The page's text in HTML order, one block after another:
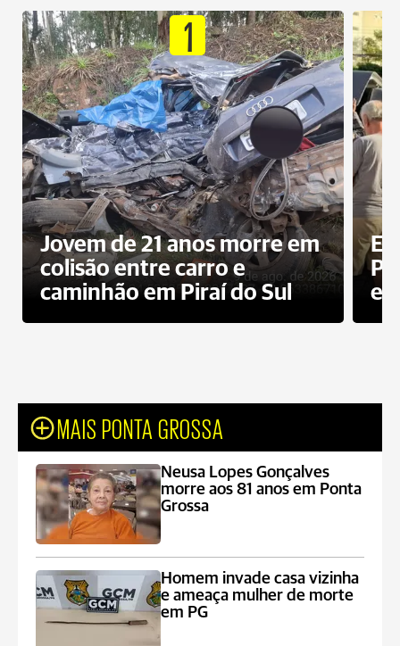
1
Jovem de 21 anos morre em
colisão entre carro e
caminhão em Piraí do Sul
MAIS PONTA GROSSA
Neusa Lopes Gonçalves
morre aos 81 anos em Ponta
Grossa
Homem invade casa vizinha
e ameaça mulher de morte
em PG